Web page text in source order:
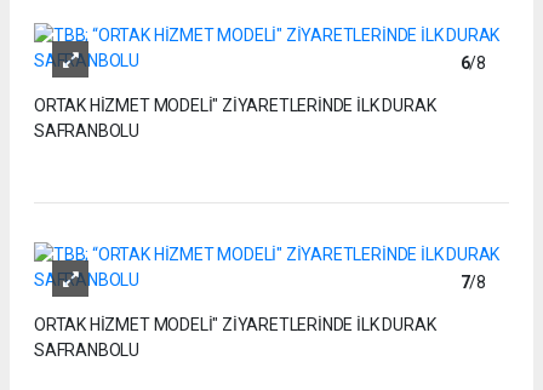
6/8
ORTAK HİZMET MODELİ" ZİYARETLERİNDE İLK DURAK
SAFRANBOLU
7/8
ORTAK HİZMET MODELİ" ZİYARETLERİNDE İLK DURAK
SAFRANBOLU